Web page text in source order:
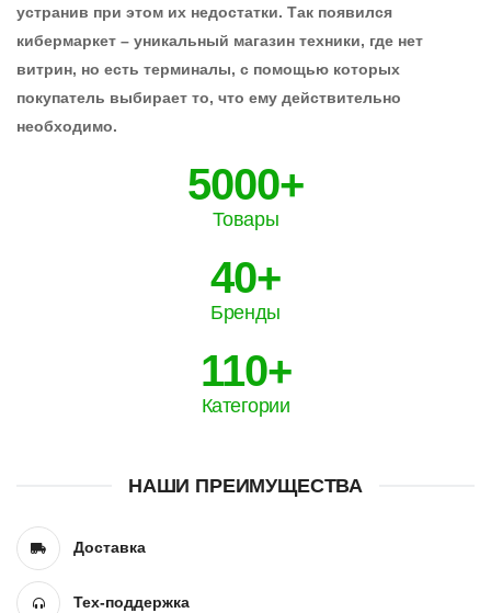
устранив при этом их недостатки. Так появился
кибермаркет – уникальный магазин техники, где нет
витрин, но есть терминалы, с помощью которых
покупатель выбирает то, что ему действительно
необходимо.
5000
Товары
40
Бренды
110
Категории
НАШИ ПРЕИМУЩЕСТВА
Доставка
Тех-поддержка